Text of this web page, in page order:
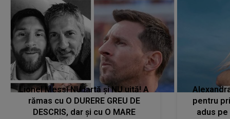
Lionel Messi NU iartă și NU uită! A
rămas cu O DURERE GREU DE
DESCRIS, dar și cu O MARE
pentru
adus